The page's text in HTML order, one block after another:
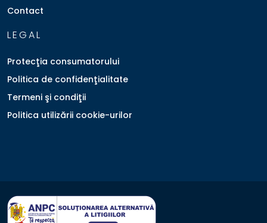
Contact
LEGAL
Protecţia consumatorului
Politica de confidenţialitate
Termeni şi condiţii
Politica utilizării cookie-urilor